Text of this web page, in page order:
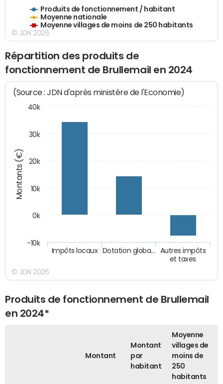
Produits de fonctionnement / habitant
Moyenne nationale
Moyenne villages de moins de 250 habitants
© JDN 2026
Répartition des produits de
fonctionnement de Brullemail en 2024
Montants (€)
(Source : JDN d'après ministère de l'Economie)
Autres impôts
et taxes
Dotation globa…
Impôts locaux
-10k
0k
10k
20k
30k
40k
© JDN 2026
Produits de fonctionnement de Brullemail
en 2024*
Montant
Montant
par
habitant
Moyenne
villages de
moins de
250
habitants